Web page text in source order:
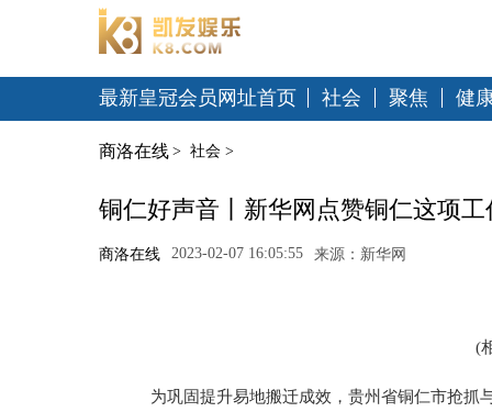
最新皇冠会员网址首页 社会 聚焦 健
商洛在线 > 社会 >
铜仁好声音丨新华网点赞铜仁这项
商洛在线 2023-02-07 16:05:55 来源：新华网
(
为巩固提升易地搬迁成效，贵州省铜仁市抢抓